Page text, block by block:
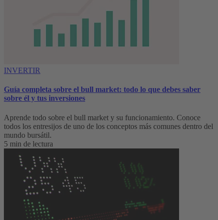
INVERTIR
Guía completa sobre el bull market: todo lo que debes saber
sobre él y tus inversiones
Aprende todo sobre el bull market y su funcionamiento. Conoce
todos los entresijos de uno de los conceptos más comunes dentro del
mundo bursátil.
5 min de lectura